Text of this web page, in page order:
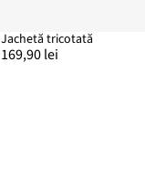
Jachetă tricotată
169,90 lei